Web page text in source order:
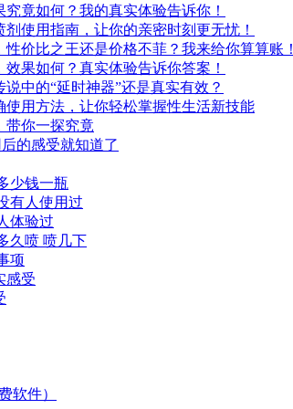
竟如何？我的真实体验告诉你！
使用指南，让你的亲密时刻更无忧！
价比之王还是价格不菲？我来给你算算账！
果如何？真实体验告诉你答案！
中的“延时神器”还是真实有效？
用方法，让你轻松掌握性生活新技能
带你一探究竟
的感受就知道了
少钱一瓶
有人使用过
体验过
久喷 喷几下
项
感受
软件）